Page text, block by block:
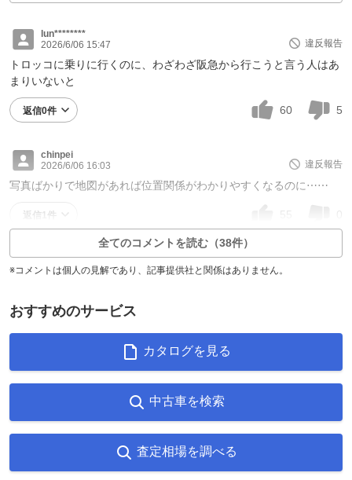
lun********
2026/6/06 15:47
違反報告
トロッコに乗りに行くのに、わざわざ阪急から行こうと言う人はあ
まりいないと
返信0件 60 5
chinpei
2026/6/06 16:03
違反報告
写真ばかりで地図があれば位置関係がわかりやすくなるのに⋯⋯
返信1件 55
全てのコメントを読む（38件）
※コメントは個人の見解であり、記事提供社と関係はありません。
おすすめのサービス
カタログを見る
中古車を検索
査定相場を調べる